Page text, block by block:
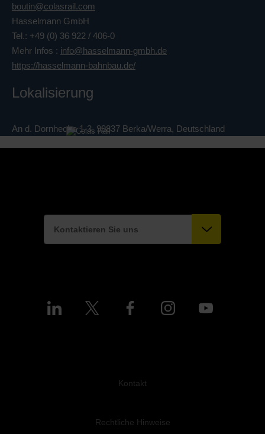
boutin@colasrail.com
Hasselmann GmbH
Tel.: +49 (0) 36 922 / 406-0
Mehr Infos : info@hasselmann-gmbh.de
https://hasselmann-bahnbau.de/
Lokalisierung
An d. Dornhecke 1-3, 99837 Berka/Werra, Deutschland
Kontaktieren Sie uns
Kontakt
Rechtliche Hinweise